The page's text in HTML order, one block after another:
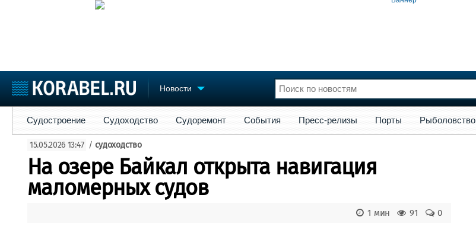
Новости
Судостроение
Пульс
Новости
Репутация
Торговая площадка
Доска объявлений
Продажа флота
Изделия
Конференции
Личности
Словарь
Флот
Форум
Отзывы
Судостроение Судоходство Судоремонт События Пресс-релизы Порты Рыболовство
15.05.2026 13:47 / судоходство
На озере Байкал открыта навигация
маломерных судов
0
91
1 мин